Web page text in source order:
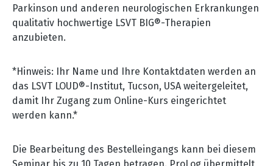
Parkinson und anderen neurologischen Erkrankungen
qualitativ hochwertige LSVT BIG®-Therapien
anzubieten.
*Hinweis: Ihr Name und Ihre Kontaktdaten werden an
das LSVT LOUD®-Institut, Tucson, USA weitergeleitet,
damit Ihr Zugang zum Online-Kurs eingerichtet
werden kann.*
Die Bearbeitung des Bestelleingangs kann bei diesem